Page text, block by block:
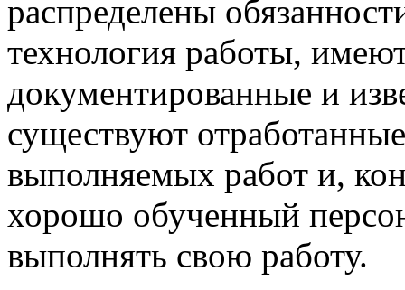
распределены
технология работы,
документированные и
существуют
выполняемых работ и,
хорошо обученный
выполнять свою работу.